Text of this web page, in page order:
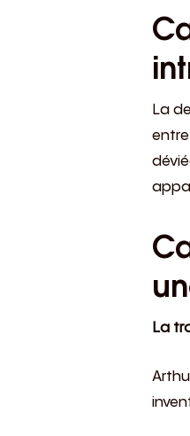
La
La